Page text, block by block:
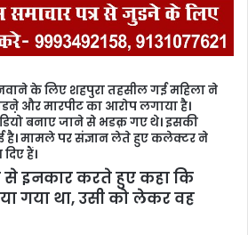
के लिए शहपुरा तहसील गई महिला ने
और मारपीट का आरोप लगाया है।
बनाए जाने से भडक़ गए थे। इसकी
है। मामले पर संज्ञान लेते हुए कलेक्टर ने
हैं।
से इनकार करते हुए कहा कि
गया था, उसी को लेकर वह